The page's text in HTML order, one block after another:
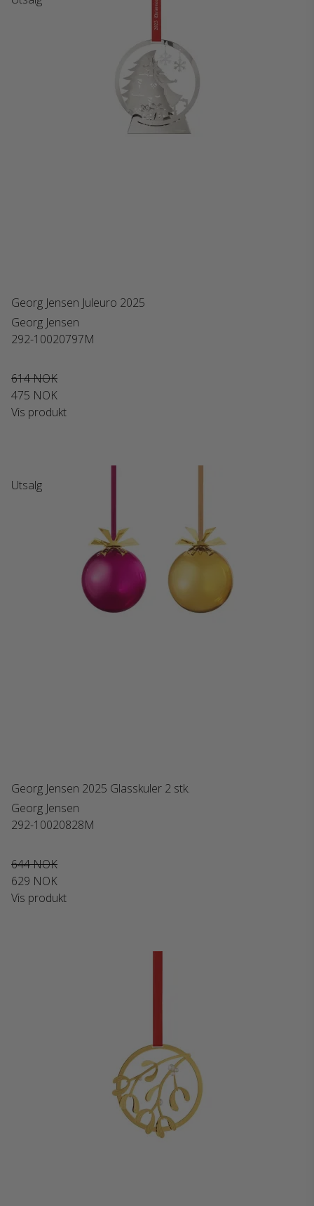
Georg Jensen Juleuro 2025
Georg Jensen
292-10020797M
614 NOK
475 NOK
Vis produkt
Utsalg
Georg Jensen 2025 Glasskuler 2 stk.
Georg Jensen
292-10020828M
644 NOK
629 NOK
Vis produkt